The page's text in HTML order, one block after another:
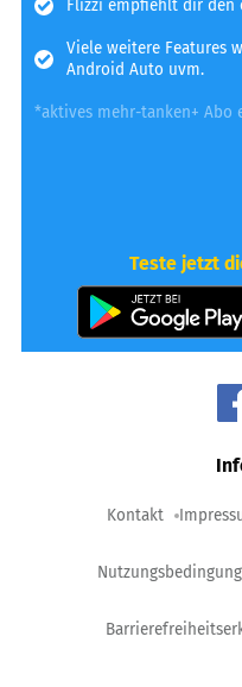
Flizzi empfiehlt dir
Viele weitere Features
Android Auto uvm.
*aktives mehr-tanken+ Abo
Teste jetzt
Kontakt